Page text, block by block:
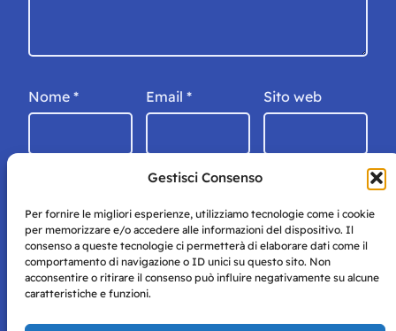
Gestisci Consenso
Per fornire le migliori esperienze, utilizziamo tecnologie come i cookie
per memorizzare e/o accedere alle informazioni del dispositivo. Il
consenso a queste tecnologie ci permetterà di elaborare dati come il
comportamento di navigazione o ID unici su questo sito. Non
acconsentire o ritirare il consenso può influire negativamente su alcune
caratteristiche e funzioni.
Nome * Email * Sito web